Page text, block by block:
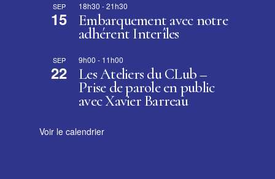
SEP
15
18h30 -21h30
Embarquement avec notre
adhérent Interîles
SEP
22
9h00 - 11h00
Les Ateliers du CLub –
Prise de parole en public
avec Xavier Barreau
Voir le calendrier